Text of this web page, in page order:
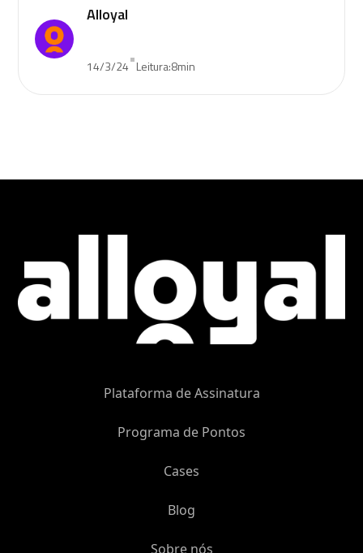
Alloyal
14/3/24•Leitura:8min
Plataforma de Assinatura
Programa de Pontos
Cases
Blog
Sobre nós